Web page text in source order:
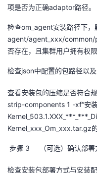
的
程
我
认
证
的
实
我
的
技
的
议
项是否为正确adaptor路径。
检查om_agent安装路径下，
agent/agent_xxx/
否存在，且集群用户拥有权限
检查json中配置的包路径以及
查看安装包的压缩是否符合
strip-components 1 -xf“安
Kernel_xxx_Om_xxx.tar.gz
步骤 3 （可选）确认部署
检查安装包部署方式与安装